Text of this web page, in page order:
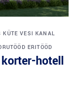
KÜTE VESI KANAL
ERITÖÖD
hotell